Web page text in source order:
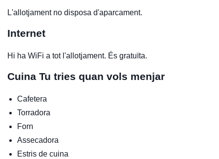
L'allotjament no disposa d'aparcament.
Internet
Hi ha WiFi a tot l'allotjament. És gratuïta.
Cuina Tu tries quan vols menjar
Cafetera
Torradora
Forn
Assecadora
Estris de cuina